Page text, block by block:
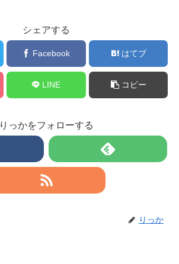
シェアする
Facebook はてブ
LINE コピー
りっかをフォローする
りっか